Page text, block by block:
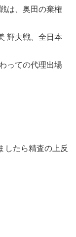
は、奥田の棄権
輝夫戦、全日本
っての代理出場
たら精査の上反